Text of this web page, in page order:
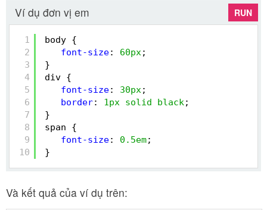
Ví dụ đơn vị em RUN
1
2
3
4
5
6
7
8
9
10
body {
font-size: 60px;
}
div {
font-size: 30px;
border: 1px solid black;
}
span {
font-size: 0.5em;
}
Và kết quả của ví dụ trên: